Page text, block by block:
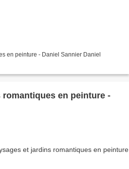
en peinture - Daniel Sannier Daniel
romantiques en peinture -